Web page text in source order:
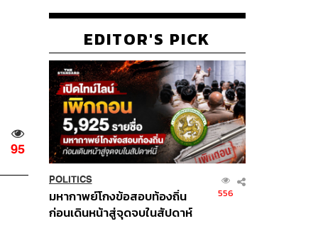
95
EDITOR'S PICK
POLITICS
มหากาพย์โกงข้อสอบท้องถิ่น
ก่อนเดินหน้าสู่จุดจบในสัปดาห์
556